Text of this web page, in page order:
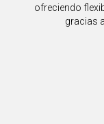
ofreciendo
gracias